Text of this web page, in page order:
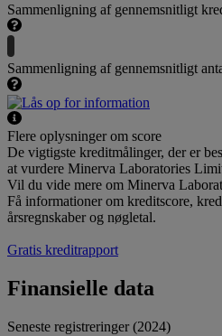
Sammenligning af gennemsnitligt
Sammenligning af gennemsnitligt
Flere oplysninger om score
De vigtigste kreditmålinger, der er
at vurdere Minerva Laboratories
Vil du vide mere om Minerva
Få informationer om kreditscore,
årsregnskaber og nøgletal.
Gratis kreditrapport
Finansielle data
Seneste registreringer (2024)